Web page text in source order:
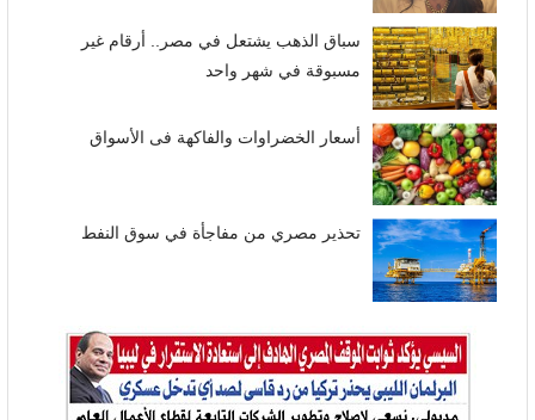
سباق الذهب يشتعل في مصر.. أرقام غير
مسبوقة في شهر واحد
أسعار الخضراوات والفاكهة فى الأسواق
تحذير مصري من مفاجأة في سوق النفط